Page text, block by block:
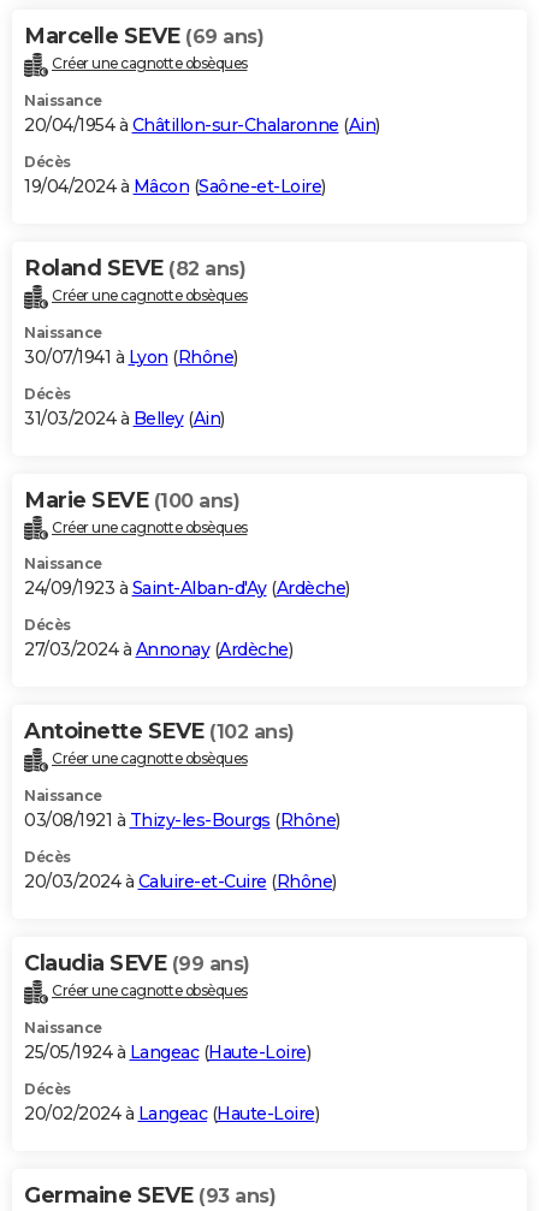
Marcelle SEVE (69 ans)
Créer une cagnotte obsèques
Naissance
20/04/1954 à Châtillon-sur-Chalaronne (Ain)
Décès
19/04/2024 à Mâcon (Saône-et-Loire)
Roland SEVE (82 ans)
Créer une cagnotte obsèques
Naissance
30/07/1941 à Lyon (Rhône)
Décès
31/03/2024 à Belley(Ain)
Marie SEVE (100 ans)
Créer une cagnotte obsèques
Naissance
24/09/1923 à Saint-Alban-d'Ay(Ardèche)
Décès
27/03/2024 à Annonay(Ardèche)
Antoinette SEVE (102 ans)
Créer une cagnotte obsèques
Naissance
03/08/1921 à Thizy-les-Bourgs (Rhône)
Décès
20/03/2024 à Caluire-et-Cuire (Rhône)
Claudia SEVE (99 ans)
Créer une cagnotte obsèques
Naissance
25/05/1924 à Langeac(Haute-Loire)
Décès
20/02/2024 à Langeac(Haute-Loire)
Germaine SEVE (93 ans)